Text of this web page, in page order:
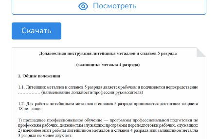
Посмотреть
Скачать